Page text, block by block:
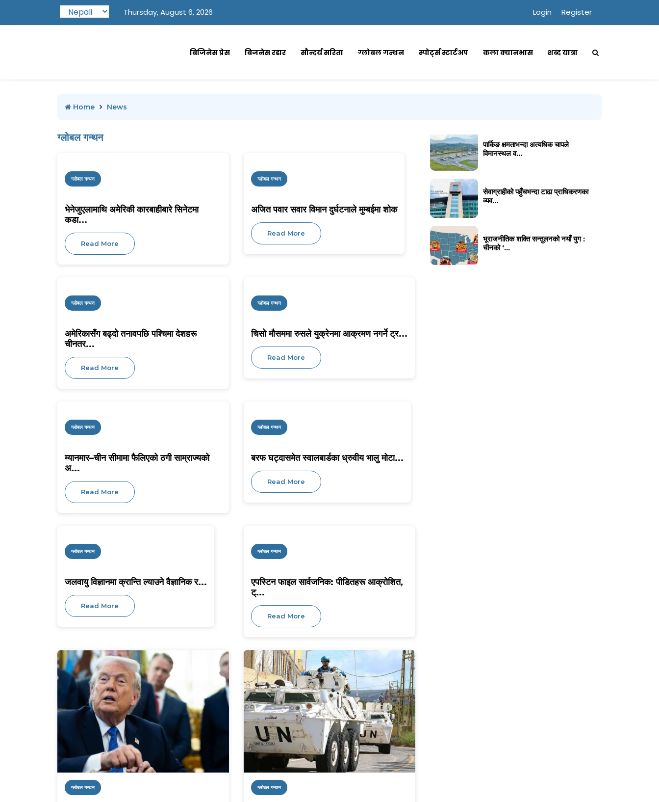
Thursday, August 6, 2026 Login Register
बिजिनेस प्रेस बिजनेस रडार सौन्दर्य सरिता ग्लोबल गन्थन स्पोर्ट्स स्टार्टअप कला क्यानभास शब्द यात्रा
Home News
ग्लोबल गन्थन
ग्लोबल गन्थन
भेनेजुएलामाथि अमेरिकी कारबाहीबारे सिनेटमा
कडा...
Read More
ग्लोबल गन्थन
अजित पवार सवार विमान दुर्घटनाले मुम्बईमा शोक
Read More
ग्लोबल गन्थन
अमेरिकासँग बढ्दो तनावपछि पश्चिमा देशहरू
चीनतर...
Read More
ग्लोबल गन्थन
चिसो मौसममा रुसले युक्रेनमा आक्रमण नगर्ने ट्र...
Read More
ग्लोबल गन्थन
म्यानमार–चीन सीमामा फैलिएको ठगी साम्राज्यको
अ...
Read More
ग्लोबल गन्थन
बरफ घट्दासमेत स्वालबार्डका ध्रुवीय भालु मोटा...
Read More
ग्लोबल गन्थन
जलवायु विज्ञानमा क्रान्ति ल्याउने वैज्ञानिक र...
Read More
ग्लोबल गन्थन
एपस्टिन फाइल सार्वजनिक: पीडितहरू आक्रोशित,
ट्...
Read More
ग्लोबल गन्थन ग्लोबल गन्थन
पार्किङ क्षमताभन्दा अत्यधिक चापले
विमानस्थल व...
सेवाग्राहीको पहुँचभन्दा टाढा प्राधिकरणका
व्यव...
भूराजनीतिक शक्ति सन्तुलनको नयाँ युग :
चीनको ‘...